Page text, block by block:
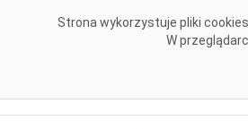
Strona wykorzystuje pliki
W